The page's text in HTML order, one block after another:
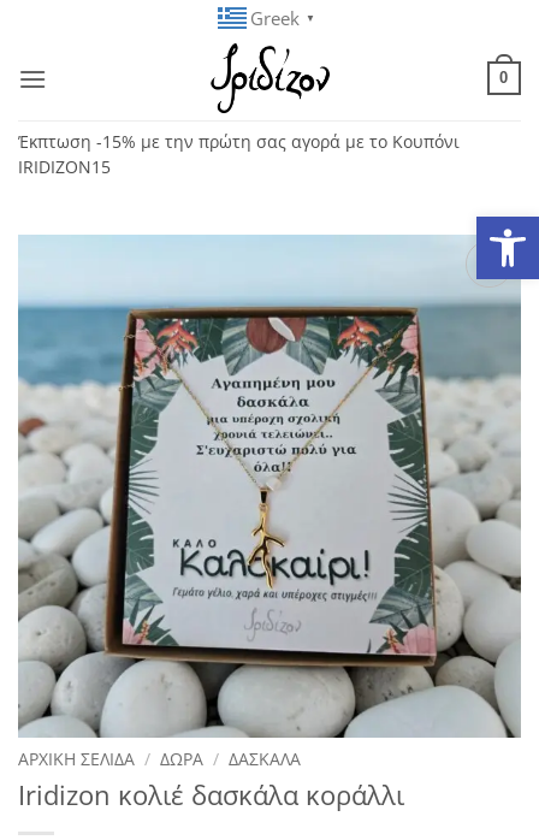
περιεχόμενο
Greek ▼
0
Έκπτωση -15% με την πρώτη σας αγορά με το Κουπόνι
IRIDIZON15
Add to
ΑΡΧΙΚΉ ΣΕΛΊΔΑ / ΔΏΡΑ / ΔΑΣΚΑΛΑ
Iridizon κολιέ δασκάλα κοράλλι